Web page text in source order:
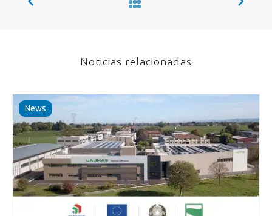
Noticias relacionadas
News